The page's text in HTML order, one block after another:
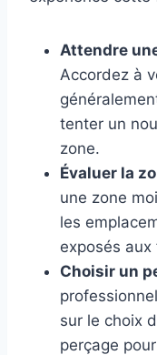
Attendre
Accordez à
tenter un
zone.
Évaluer la
une zone
les
exposés
Choisir un
sur le choix
perçage